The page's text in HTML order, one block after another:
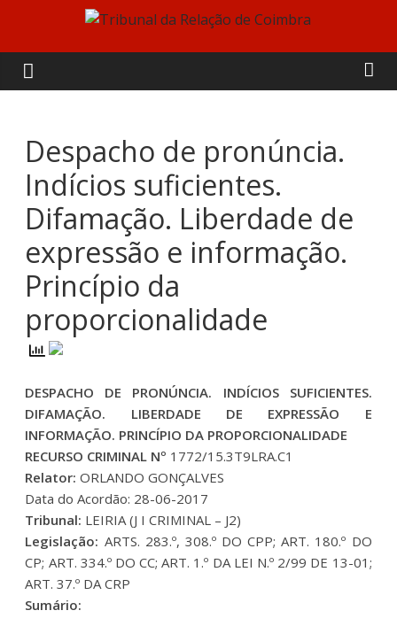
content
Tribunal
da
Relação
de
Coimbra
Despacho de pronúncia.
Indícios suficientes.
Difamação. Liberdade de
expressão e informação.
Princípio da
proporcionalidade
DESPACHO DE PRONÚNCIA. INDÍCIOS SUFICIENTES.
DIFAMAÇÃO. LIBERDADE DE EXPRESSÃO E
INFORMAÇÃO. PRINCÍPIO DA PROPORCIONALIDADE
RECURSO CRIMINAL Nº 1772/15.3T9LRA.C1
Relator:ORLANDO GONÇALVES
Data do Acordão: 28-06-2017
Tribunal: LEIRIA (J I CRIMINAL – J2)
Legislação: ARTS. 283.º, 308.º DO CPP; ART. 180.º DO
CP; ART. 334.º DO CC; ART. 1.º DA LEI N.º 2/99 DE 13-01;
ART. 37.º DA CRP
Sumário: